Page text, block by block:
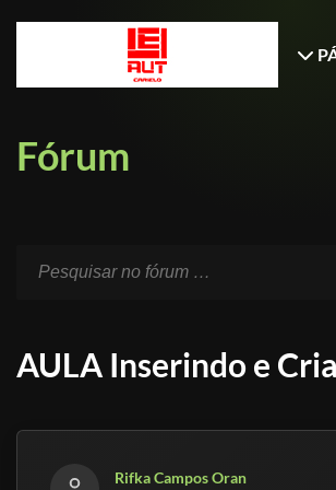
Fórum
AULA Inserindo e
Rifka Campos Oran